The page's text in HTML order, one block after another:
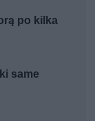
po kilka
same